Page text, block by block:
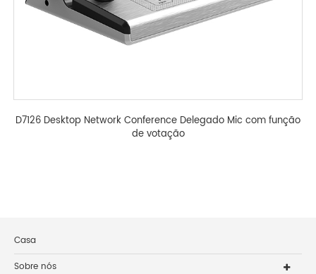
D7126 Desktop Network Conference Delegado Mic com função
de votação
Casa
Sobre nós